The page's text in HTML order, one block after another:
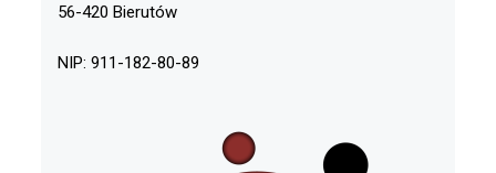
56-420 Bierutów
NIP: 911-182-80-89